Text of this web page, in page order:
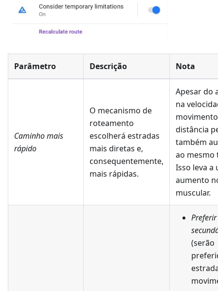
Parâmetro Descrição Nota
Caminho mais
rápido
O mecanismo de
roteamento
escolherá estradas
mais diretas e,
consequentemente,
mais rápidas.
Apesar do
na
distância
também
ao mesmo
Isso leva a
aumento
muscular.
(serão